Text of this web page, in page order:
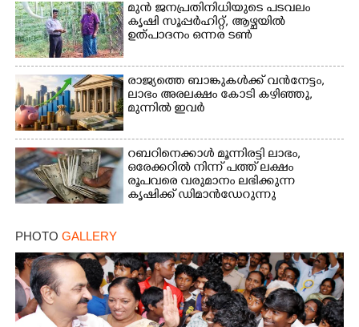
മുൻ ജനപ്രതിനിധിയുടെ പടവലം
കൃഷി സൂപ്പർഹിറ്റ്,​ ആഴ്ചയിൽ
ഉത്പാദനം ഒന്നര ടൺ
രാജ്യത്തെ ബാങ്കുകൾക്ക് വൻനേട്ടം,​
ലാഭം അരലക്ഷം കോടി കഴിഞ്ഞു,​
മുന്നിൽ ഇവർ
റബറിനെക്കാൾ മൂന്നിരട്ടി ലാഭം,​
ഒരേക്കറിൽ നിന്ന് പത്ത് ലക്ഷം
രൂപവരെ വരുമാനം ലഭിക്കുന്ന
കൃഷിക്ക് ഡിമാൻഡേറുന്നു
PHOTO GALLERY